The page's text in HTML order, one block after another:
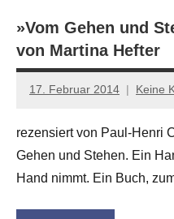
»Vom Gehen und
von Martina Hefter
17. Februar 2014
Anton
Leitner
Keine
rezensiert von Paul-Henri
Gehen und Stehen. Ein
Hand nimmt. Ein Buch,